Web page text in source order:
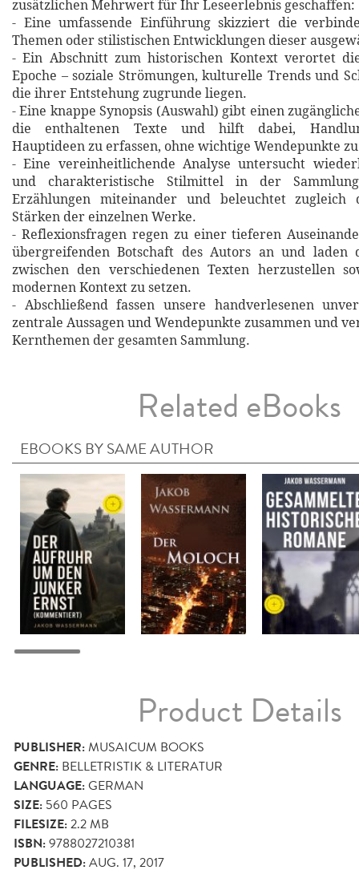
zusätzlichen Mehrwert für Ihr Leseerlebnis geschaffen:
- Eine umfassende Einführung skizziert die
Themen oder stilistischen Entwicklungen dieser
- Ein Abschnitt zum historischen Kontext verortet
Epoche – soziale Strömungen, kulturelle Trends und
die ihrer Entstehung zugrunde liegen.
- Eine knappe Synopsis (Auswahl) gibt einen
die enthaltenen Texte und hilft dabei,
Hauptideen zu erfassen, ohne wichtige Wendepunkte
- Eine vereinheitlichende Analyse untersucht
und charakteristische Stilmittel in der
Erzählungen miteinander und beleuchtet zugleich
Stärken der einzelnen Werke.
- Reflexionsfragen regen zu einer tieferen
übergreifenden Botschaft des Autors an und laden
zwischen den verschiedenen Texten herzustellen
modernen Kontext zu setzen.
- Abschließend fassen unsere handverlesenen
zentrale Aussagen und Wendepunkte zusammen und
Kernthemen der gesamten Sammlung.
Related eBooks
EBOOKS BY SAME AUTHOR
Product Details
PUBLISHER:MUSAICUM BOOKS
GENRE: BELLETRISTIK & LITERATUR
LANGUAGE:GERMAN
SIZE: 560 PAGES
FILESIZE:2.2 MB
ISBN:9788027210381
PUBLISHED:AUG. 17, 2017